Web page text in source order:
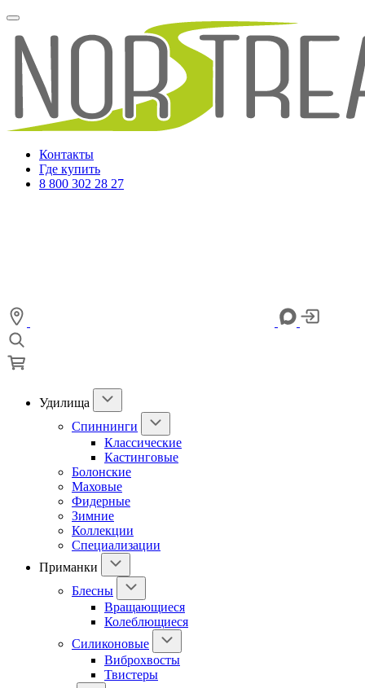
Контакты
Где купить
8 800 302 28 27
Удилища
Спиннинги
Классические
Кастинговые
Болонские
Маховые
Фидерные
Зимние
Коллекции
Специализации
Приманки
Блесны
Вращающиеся
Колеблющиеся
Силиконовые
Виброхвосты
Твистеры